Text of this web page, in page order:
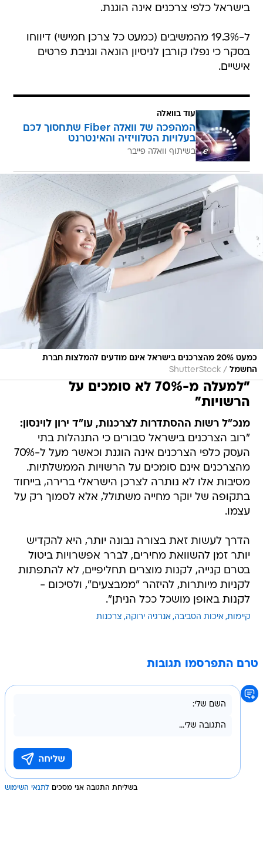
בישראל כלפי צרכנים אינה הוגנת.
ל-19.3% מהמשיבים (כמעט כל צרכן חמישי) דיווחו
בסקר כי נפלו קורבן לניסיון הונאה וגניבת פרטים
אישיים.
עוד בוואלה
המהפכה של וואלה Fiber שתחסוך לכם
בעלויות הטלוויזיה והאינטרנט
בשיתוף וואלה פייבר
כמעט 20% מהצרכנים בישראל אינם מודעים להמלצות חברת
החשמל /
ShutterStock
"למעלה מ-70% לא סומכים על
הרשויות"
מנכ"ל רשות ההסתדרות לצרכנות, עו"ד ירון לוינסון:
"רוב הצרכנים בישראל סבורים כי התנהלות בתי
העסק כלפי הצרכנים אינה הוגנת וכאשר מעל ל-70%
מהצרכנים אינם סומכים על הרשויות הממשלתיות.
מסיבות אלו לא נותרה לצרכן הישראלי ברירה, בייחוד
בתקופה של יוקר מחייה משתולל, אלא לסמוך רק על
עצמו.
הדרך לעשות זאת בצורה נבונה יותר, היא להקדיש
יותר זמן להשוואת מחירים, לברר אפשרויות ביטול
בטרם קנייה, לקנות מוצרים תחליפיים, לא להתפתות
לקניות מיותרות, להיזהר "ממבצעים", ולסיכום -
לקנות באופן מושכל ככל הניתן".
קיימות איכות הסביבה אנרגיה ירוקה צרכנות
טרם התפרסמו תגובות
בשליחת התגובה אני מסכים לתנאי השימוש